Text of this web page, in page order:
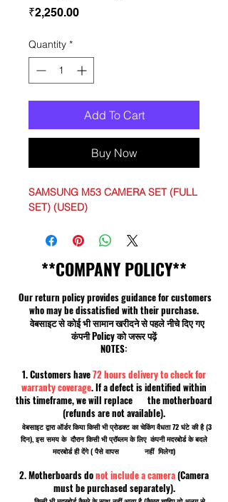
₹2,250.00Price
Quantity *
Add To Cart
Buy Now
SAMSUNG M53 CAMERA SET (FULL
SET) (USED)
**COMPANY POLICY**
Our return policy provides guidance for customers
who may be dissatisfied with their purchase.
वेबसाइट से कोई भी सामान खरीदने से पहले नीचे दिए गए
कंपनी Policy को जरूर पढ़ें
NOTES:
1. Customers have72 hours delivery to check for
warranty coverage. If a defect is identified within
this timeframe, we will replace the motherboard
(refunds are not available).
वेबसाइट द्वारा ऑर्डर किया किसी भी प्रोडक्ट का चेकिंग वैधता 72 घंटे की है (3
दिन), इस समय के दौरान किसी भी प्रॉब्लम के लिए कंपनी मदरबोर्ड के बदले
मदरबोर्ड ही देंगे ( पैसे वापस नहीं मिलेगा)
2. Motherboards donot include a camera(Camera
must be purchased separately).